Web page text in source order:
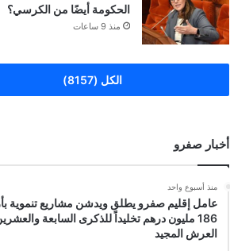
الحكومة أيضًا من الكرسي؟
منذ 9 ساعات
الكل (8157)
أخبار صفرو
منذ أسبوع واحد
عامل إقليم صفرو يطلق ويدشن مشاريع تنموية
186 مليون درهم تخليداً للذكرى السابعة
العرش المجيد